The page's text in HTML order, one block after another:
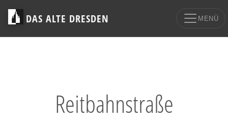
DAS ALTE DRESDEN MENÜ
Reitbahnstraße